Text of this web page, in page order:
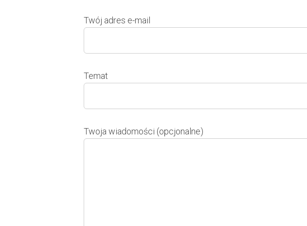
Twój adres e-mail
Temat
Twoja wiadomości (opcjonalne)